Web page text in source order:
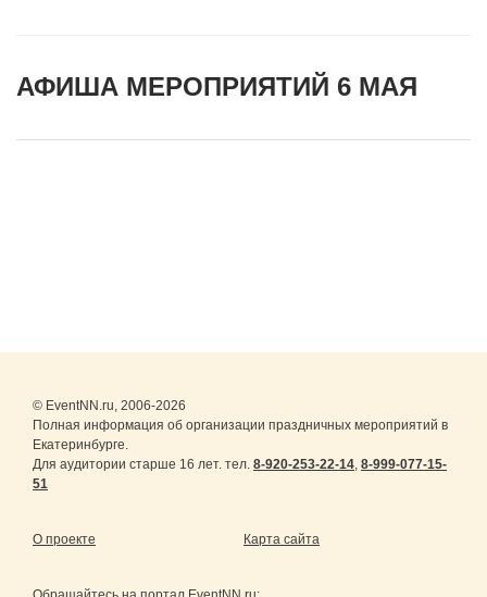
АФИША МЕРОПРИЯТИЙ 6 МАЯ
© EventNN.ru, 2006-2026
Полная информация об организации праздничных мероприятий в
Екатеринбурге.
Для аудитории старше 16 лет. тел. 8-920-253-22-14, 8-999-077-15-
51
О проекте Карта сайта